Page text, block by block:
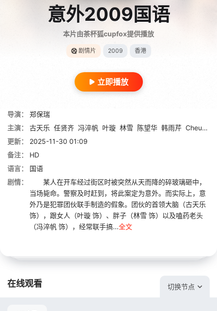
意外2009国语
本片由茶杯狐cupfox提供播放
剧情片 2009 香港
立即播放
导演：
郑保瑞
主演：
古天乐 任贤齐 冯淬帆 叶璇 林雪 陈望华 韩雨芹 Cheung Wing Lai
更新：
2025-11-30 01:09
备注：
HD
语言：
国语
剧情：
某人在开车经过街区时被突然从天而降的碎玻璃砸中，
当场毙命。警察及时赶到，将此案定为意外。而实际上，意
外乃是犯罪团伙联手制造的假象。团伙的首领大脑（古天乐
饰），跟女人（叶璇 饰）、胖子（林雪 饰）以及嗑药老头
（冯淬帆 饰），经常联手搞...全文
在线观看 切换节点